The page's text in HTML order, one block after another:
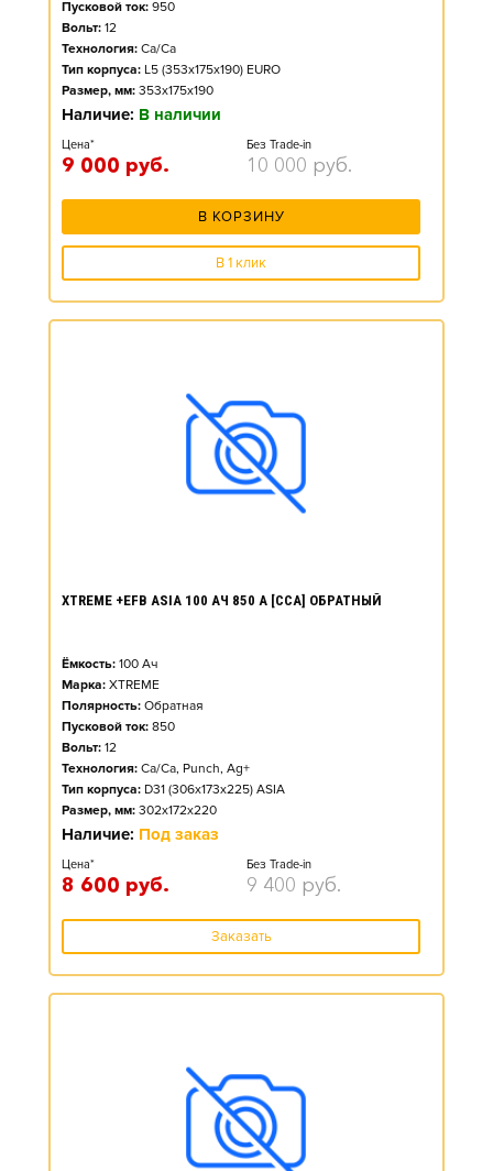
Пусковой ток: 950
Вольт: 12
Технология: Ca/Ca
Тип корпуса: L5 (353x175x190) EURO
Размер, мм: 353x175x190
Наличие: В наличии
Цена*
9 000 руб.
Без Trade-in
10 000 руб.
В КОРЗИНУ
В 1 клик
XTREME +EFB ASIA 100 АЧ 850 А [CCA] ОБРАТНЫЙ
Ёмкость: 100 Ач
Марка: XTREME
Полярность: Обратная
Пусковой ток: 850
Вольт: 12
Технология: Ca/Ca, Punch, Ag+
Тип корпуса: D31 (306x173x225) ASIA
Размер, мм: 302x172x220
Наличие: Под заказ
Цена*
8 600 руб.
Без Trade-in
9 400 руб.
Заказать